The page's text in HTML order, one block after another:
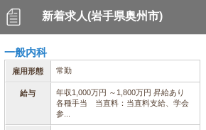
新着求人(岩手県奥州市)
一般内科
雇用形態 常勤
給与
年収1,000万円 ～1,800万円 昇給あり
各種手当 当直料：当直料支給、学会
参...